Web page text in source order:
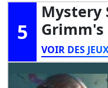
5
Mystery
Grimm's
VOIR DES